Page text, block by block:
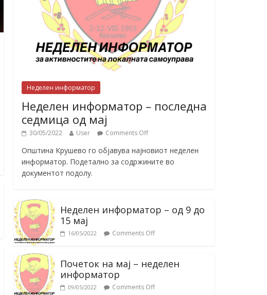
Неделен информатор
Неделен информатор – последна
седмица од мај
30/05/2022 User Comments Off
Општина Крушево го објавува најновиот неделен
информатор. Подетално за содржините во
документот подолу.
Неделен информатор – од 9 до
15 мај
16/05/2022 Comments Off
Почеток на мај – неделен
информатор
09/05/2022 Comments Off